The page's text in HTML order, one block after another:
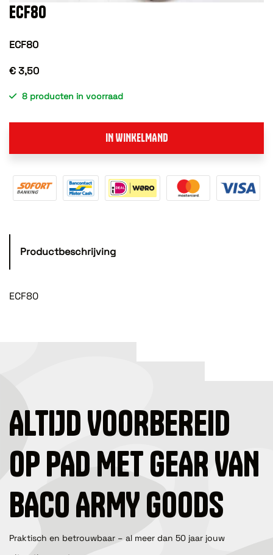
ECF80
ECF80
€ 3,50
8 producten in voorraad
IN WINKELMAND
Productbeschrijving
ECF80
ALTIJD VOORBEREID
OP PAD MET GEAR VAN
BACO ARMY GOODS
Praktisch en betrouwbaar – al meer dan 50 jaar jouw